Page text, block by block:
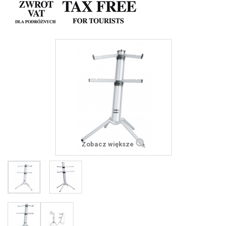
Zobacz większe